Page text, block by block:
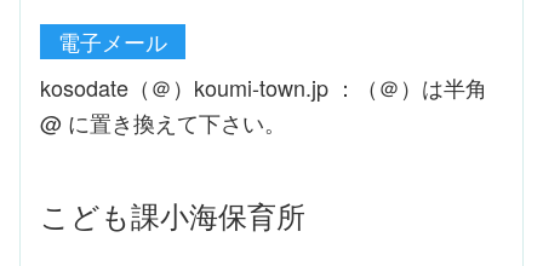
電子メール
kosodate（＠）koumi-town.jp ：（＠）は半角
@ に置き換えて下さい。
こども課小海保育所